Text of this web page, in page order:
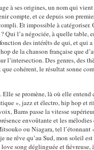
à ses origines, un nom qui
compte, et ce depuis son
Et impossible à catégoriser.
Qui l’a négociée, à quelle table,
des intérêts de qui, et qui
de la chanson française que
l’intersection. Des genres, des
cohérent, le résultat sonne
se promène, là où elle
», jazz et électro, hip hop et
Bams passe la vitesse
envoûtante et les
ou Niagara, tel
ne rêve qu’au Sud, monsoleil est
song déglinguée et fiévreuse,